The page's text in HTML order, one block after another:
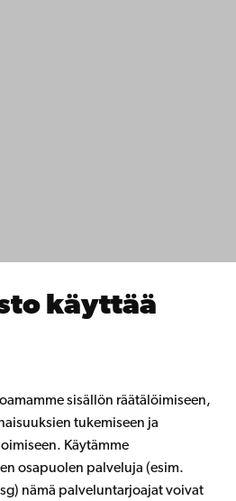
käyttää
sisällön räätälöimiseen,
tukemiseen ja
Käytämme
osapuolen palveluja (esim.
nämä palveluntarjoajat voivat
YouTube LinkedIn Blog Snapchat